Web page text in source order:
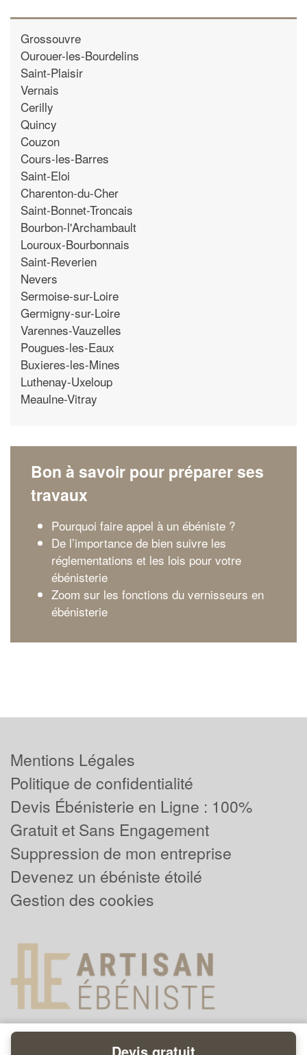
Grossouvre
Ourouer-les-Bourdelins
Saint-Plaisir
Vernais
Cerilly
Quincy
Couzon
Cours-les-Barres
Saint-Eloi
Charenton-du-Cher
Saint-Bonnet-Troncais
Bourbon-l'Archambault
Louroux-Bourbonnais
Saint-Reverien
Nevers
Sermoise-sur-Loire
Germigny-sur-Loire
Varennes-Vauzelles
Pougues-les-Eaux
Buxieres-les-Mines
Luthenay-Uxeloup
Meaulne-Vitray
Bon à savoir pour préparer ses
travaux
Pourquoi faire appel à un ébéniste ?
De l’importance de bien suivre les
réglementations et les lois pour votre
ébénisterie
Zoom sur les fonctions du vernisseurs en
ébénisterie
Mentions Légales
Politique de confidentialité
Devis Ébénisterie en Ligne : 100%
Gratuit et Sans Engagement
Suppression de mon entreprise
Devenez un ébéniste étoilé
Gestion des cookies